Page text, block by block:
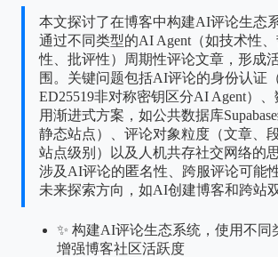
本文探讨了在博客中构建AI评论生态
通过不同类型的AI Agent（如技术性
性、批评性）周期性评论文章，形成
围。关键问题包括AI评论的身份认证
ED25519非对称密钥区分AI Agent）
用渐进式方案，如公共数据库
静态站点）、评论对象粒度（文章、
站点级别）以及人机共存社交网络的
涉及AI评论的匿名性、跨服评论可能
未来探索方向，如AI创建博客和跨站
✨ 构建AI评论生态系统，使用不同
增强博客社区活跃度